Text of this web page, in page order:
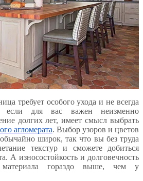
требует особого ухода и не всегда
если для вас важен неизменно
долгих лет, имеет смысл выбрать
агломерата. Выбор узоров и цветов
широк, так что вы без труда
текстур и сможете добиться
А износостойкость и долговечность
материала гораздо выше, чем у